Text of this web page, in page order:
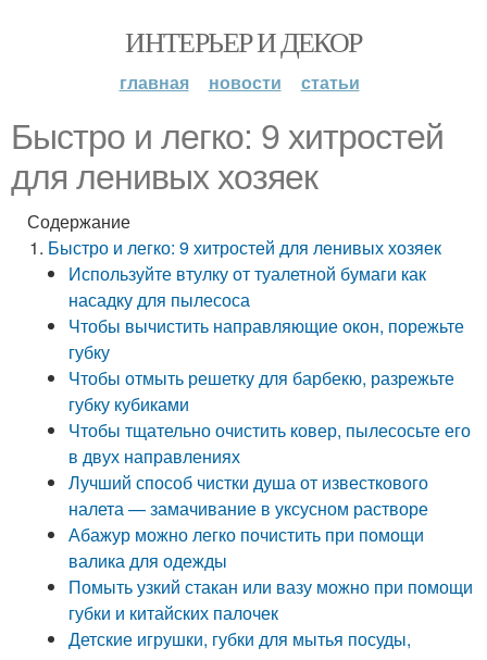
ИНТЕРЬЕР И ДЕКОР
главная новости статьи
Быстро и легко: 9 хитростей
для ленивых хозяек
Содержание
Быстро и легко: 9 хитростей для ленивых хозяек
Используйте втулку от туалетной бумаги как
насадку для пылесоса
Чтобы вычистить направляющие окон, порежьте
губку
Чтобы отмыть решетку для барбекю, разрежьте
губку кубиками
Чтобы тщательно очистить ковер, пылесосьте его
в двух направлениях
Лучший способ чистки душа от известкового
налета — замачивание в уксусном растворе
Абажур можно легко почистить при помощи
валика для одежды
Помыть узкий стакан или вазу можно при помощи
губки и китайских палочек
Детские игрушки, губки для мытья посуды,